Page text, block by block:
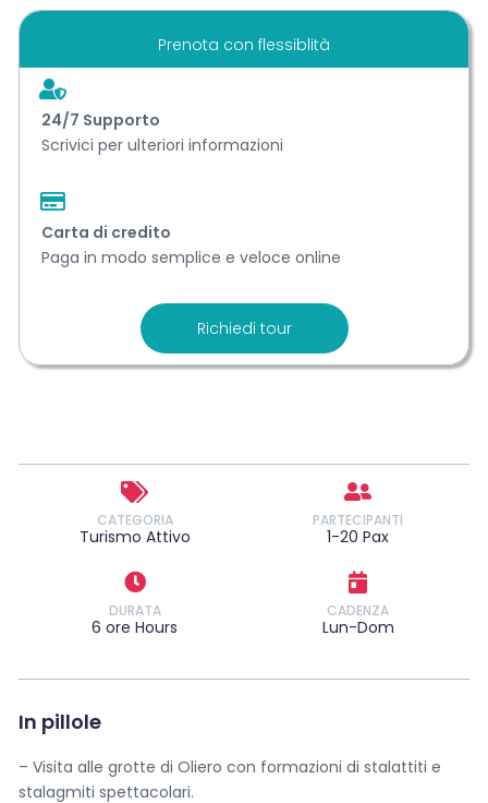
CATEGORIA
Turismo Attivo
PARTECIPANTI
1-20 Pax
DURATA
6 ore Hours
CADENZA
Lun-Dom
In pillole
– Visita alle grotte di Oliero con formazioni di stalattiti e
stalagmiti spettacolari.
Prenota con flessiblità
24/7 Support​o
Scrivici per ulteriori informazioni
Carta di credito
Paga in modo semplice e veloce online
Richiedi tour